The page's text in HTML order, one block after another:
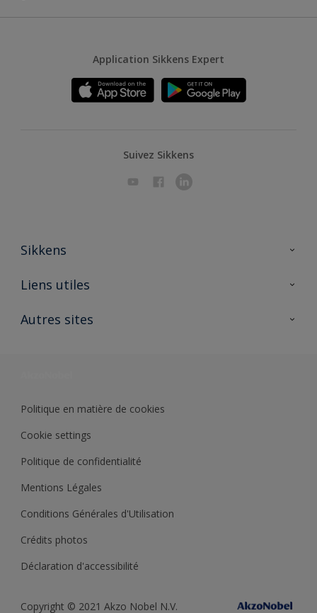
Application Sikkens Expert
Suivez Sikkens
Sikkens
A propos de Sikkens
Liens utiles
Ouvrir un magasin PASS
Autres sites
Politique en matière de cookies
Cookie settings
Politique de confidentialité
Mentions Légales
Conditions Générales d'Utilisation
Crédits photos
Déclaration d'accessibilité
Copyright © 2021 Akzo Nobel N.V.